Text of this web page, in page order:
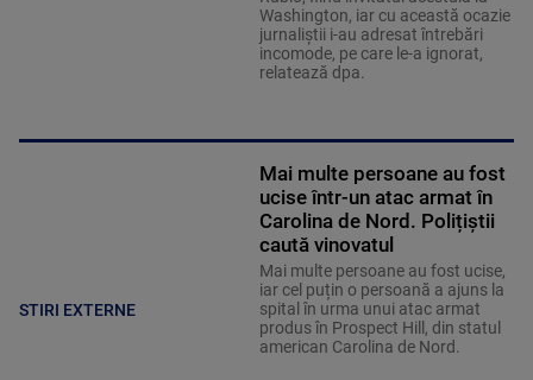
Washington, iar cu această ocazie
jurnaliştii i-au adresat întrebări
incomode, pe care le-a ignorat,
relatează dpa.
STIRI EXTERNE
Mai multe persoane au fost
ucise într-un atac armat în
Carolina de Nord. Polițiștii
caută vinovatul
Mai multe persoane au fost ucise,
iar cel puțin o persoană a ajuns la
spital în urma unui atac armat
produs în Prospect Hill, din statul
american Carolina de Nord.